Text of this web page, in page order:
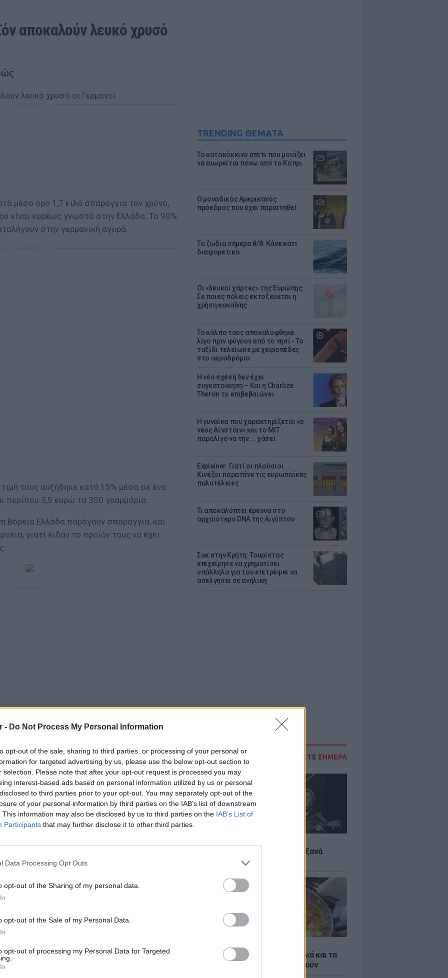
- Do Not Process My Personal Information
opt-out of the sale, sharing to third parties, or processing of your personal or
for targeted advertising by us, please use the below opt-out section to
selection. Please note that after your opt-out request is processed you may
interest-based ads based on personal information utilized by us or personal
to third parties prior to your opt-out. You may separately opt-out of the
of your personal information by third parties on the IAB’s list of downstream
This information may also be disclosed by us to third parties on the IAB’s List of
Participants that may further disclose it to other third parties.
Data Processing Opt Outs
opt-out of the Sharing of my personal data.
opt-out of the Sale of my Personal Data.
opt-out of processing my Personal Data for Targeted
TRENDING ΘΕΜΑΤΑ
Το κατακόκκινο σπίτι που μοιάζει
να αιωρείται πάνω από το Κάπρι
Ο μοναδικός Αμερικανός
πρόεδρος που έχει παραιτηθεί
Τα ζώδια σήμερα 8/8: Κάνε κάτι
διαφορετικό
Οι «λευκοί χάρτες» της Ευρώπης:
Σε ποιες πόλεις εκτοξεύεται η
χρήση κοκαΐνης
Το κόλπο τους αποκαλύφθηκε
λίγο πριν φύγουν από το νησί - Το
ταξίδι τελείωσε με χειροπέδες
στο αεροδρόμιο
Η νέα σχέση δεν έχει
συγκατοίκηση – Και η Charlize
Theron το επιβεβαιώνει
Η γυναίκα που χαρακτηρίζεται «ο
νέος Αϊνστάιν» και το MIT
παραλίγο να την ... χάσει
Explainer: Γιατί οι πλούσιοι
Κινέζοι παρατάνε τις ευρωπαϊκές
πολυτέλειες
Τι αποκαλύπτει έρευνα στο
αρχαιότερο DNA της Αιγύπτου
Σοκ στην Κρήτη: Τουρίστας
επιχείρησε να χρηματίσει
υπάλληλο για του επιτρέψει να
ασελγήσει σε ανήλικη
ΔΙΑΒΑΣΤΕ ΣΗΜΕΡΑ
5 one-hit wonders που έγιναν ξανά
διάσημοι από… ατύχημα
Ελληνικό γιαούρτι: Μία κουταλιά και τα
scrambled eggs θα απογειωθούν
αποκαλούν λευκό χρυσό
μέσο όρο 1,7 κιλά σπαράγγια τον χρόνο,
είναι ευρέως γνωστά στην Ελλάδα. Το 90%
στην γερμανική αγορά.
τους αυξήθηκε κατά 15% μέσα σε ένα
περίπου 3,5 ευρώ τα 350 γραμμάρια.
Βόρεια Ελλάδα παράγουν σπαράγγια, και
γιατί έιδαν το προϊόν τους να έχει
επηρεάζεται άμεσα από τον καιρό, και δεν
Πρέπει να μεταφερθεί κατευθείαν μετά
με τα σπαράγγια, αφού
Διατροφής είναι και πιο υγιεινά και
αναγκών σε βιταμίνη C και Ε.
ΔΙΑΦΗΜΙΣΗ